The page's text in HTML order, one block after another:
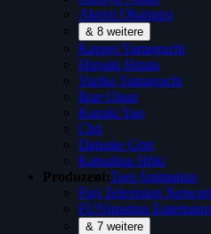
Akemi Okamura
& 8 weitere
Kappei Yamaguchi
Hiroaki Hirata
Yuriko Yamaguchi
Ikue Otani
Kazuki Yao
Chō
Daisuke Gōri
Katsuhisa Hōki
Produzent:Toei Animation
Fuji Television
FUNimation
& 7 weitere